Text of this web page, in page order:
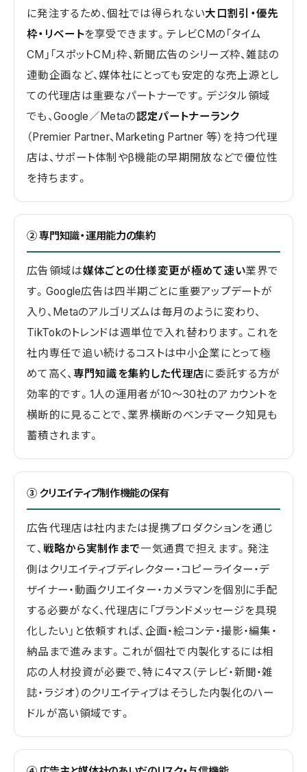
に発注するため、個社では得られない大口割引・優先
枠・リベートを享受できます。テレビCMの「タイム
CM」「スポットCM」枠、新聞広告のシリーズ枠、雑誌の
連動企画など、媒体社にとっても安定的な売上源とし
ての代理店は重要なパートナーです。デジタル領域
でも、Google／Metaの認定パートナーランク
（Premier Partner、Marketing Partner 等）を持つ代理
店は、サポート体制やβ機能の早期開放などで優位性
を持ちます。
② 専門知識・運用能力の集約
広告領域は媒体ごとの仕様変更が極めて速い業界で
す。Google広告は四半期ごとに重要アップデートが
入り、Metaのアルゴリズムは毎月のように変わり、
TikTokのトレンドは週単位で入れ替わります。これを
社内専任で追い続けるコストは中小企業にとって極
めて高く、 専門知識を集約した代理店に委託する方が
効率的です。1人の運用者が10〜30社のアカウントを
横断的に見ることで、業界横断のベンチマーク知見も
蓄積されます。
③ クリエイティブ制作機能の保有
広告代理店は社内または提携プロダクションを通じ
て、 戦略から実制作まで一気通貫で担えます。発注
側はクリエイティブディレクター・コピーライター・デ
ザイナー・動画クリエイター・カメラマンを個別に手配
する必要がなく、代理店に「ブランドメッセージを具現
化したい」と依頼すれば、企画・絵コンテ・撮影・編集・
納品まで進みます。これが個社で内製化するには相
応の人材投資が必要で、特に4マス（テレビ・新聞・雑
誌・ラジオ）のクリエイティブはそうした内製化のハー
ドルが高い領域です。